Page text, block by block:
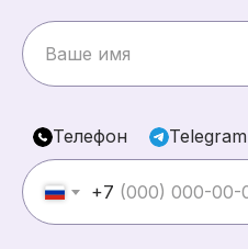
Телефон Telegram
+7